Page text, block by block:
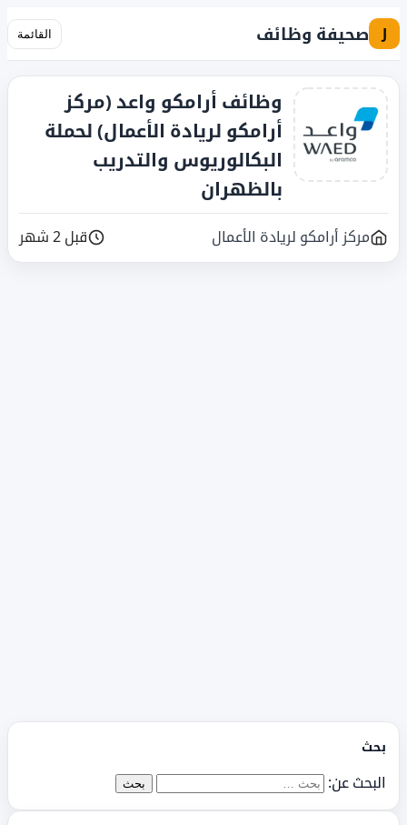
J صحيفة وظائف القائمة
بحث
البحث عن:
وظائف أرامكو واعد (مركز
أرامكو لريادة الأعمال) لحملة
البكالوريوس والتدريب
بالظهران
مركز أرامكو لريادة الأعمال قبل 2 شهر